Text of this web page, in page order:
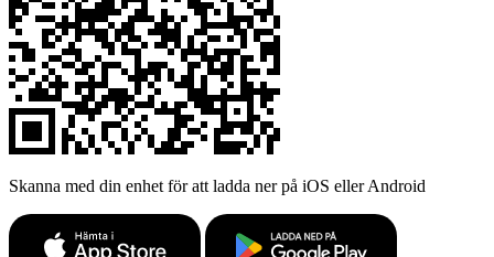
Skanna med din enhet för att ladda ner på iOS eller Android